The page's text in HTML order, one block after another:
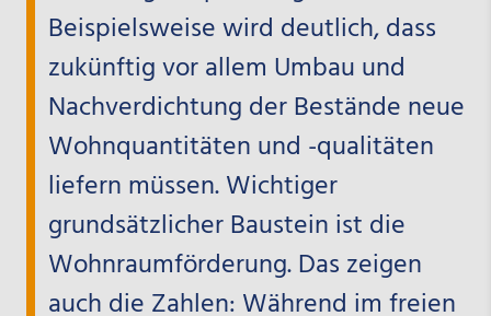
Beispielsweise wird deutlich, dass
zukünftig vor allem Umbau und
Nachverdichtung der Bestände neue
Wohnquantitäten und -qualitäten
liefern müssen. Wichtiger
grundsätzlicher Baustein ist die
Wohnraumförderung. Das zeigen
auch die Zahlen: Während im freien